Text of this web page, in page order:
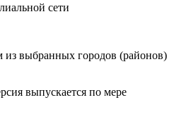
сети
из выбранных городов (районов)
выпускается по мере